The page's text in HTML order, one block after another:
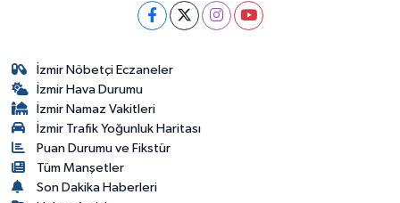
İzmir Nöbetçi Eczaneler
İzmir Hava Durumu
İzmir Namaz Vakitleri
İzmir Trafik Yoğunluk Haritası
Puan Durumu ve Fikstür
Tüm Manşetler
Son Dakika Haberleri